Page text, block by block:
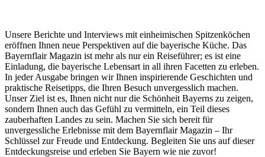
Unsere Berichte und Interviews mit einheimischen Spitzenköchen
eröffnen Ihnen neue Perspektiven auf die bayerische Küche. Das
Bayernflair Magazin ist mehr als nur ein Reiseführer; es ist eine
Einladung, die bayerische Lebensart in all ihren Facetten zu erleben.
In jeder Ausgabe bringen wir Ihnen inspirierende Geschichten und
praktische Reisetipps, die Ihren Besuch unvergesslich machen.
Unser Ziel ist es, Ihnen nicht nur die Schönheit Bayerns zu zeigen,
sondern Ihnen auch das Gefühl zu vermitteln, ein Teil dieses
zauberhaften Landes zu sein. Machen Sie sich bereit für
unvergessliche Erlebnisse mit dem Bayernflair Magazin – Ihr
Schlüssel zur Freude und Entdeckung. Begleiten Sie uns auf dieser
Entdeckungsreise und erleben Sie Bayern wie nie zuvor!